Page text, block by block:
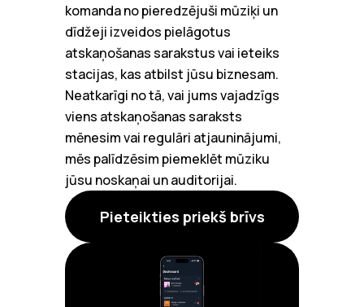
komanda no pieredzējuši mūziķi un
dīdžeji izveidos pielāgotus
atskaņošanas sarakstus vai ieteiks
stacijas, kas atbilst jūsu biznesam.
Neatkarīgi no tā, vai jums vajadzīgs
viens atskaņošanas saraksts
mēnesim vai regulāri atjauninājumi,
mēs palīdzēsim piemeklēt mūziku
jūsu noskaņai un auditorijai.
Pieteikties priekš brīvs